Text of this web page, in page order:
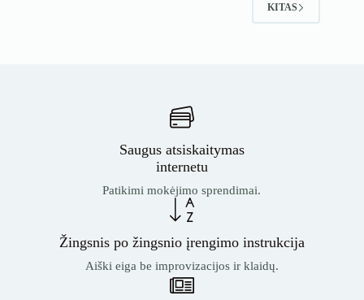
KITAS
Saugus atsiskaitymas
internetu
Patikimi mokėjimo sprendimai.
Žingsnis po žingsnio įrengimo instrukcija
Aiški eiga be improvizacijos ir klaidų.